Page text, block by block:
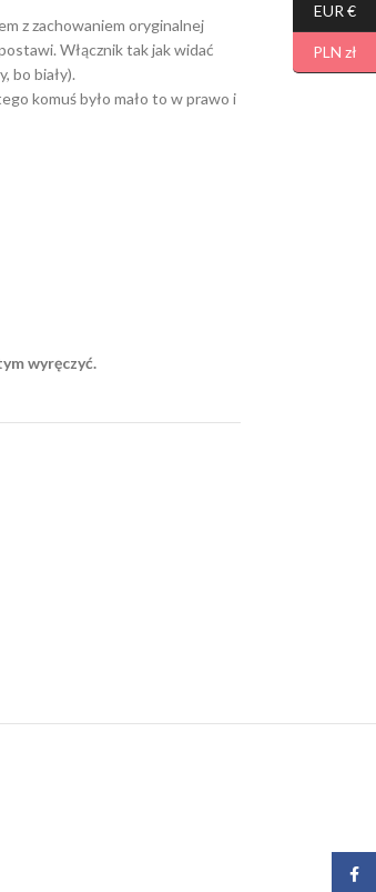
z zachowaniem oryginalnej
Włącznik tak jak widać
bo biały).
komuś było mało to w prawo i
wyręczyć.
EUR €
PLN zł